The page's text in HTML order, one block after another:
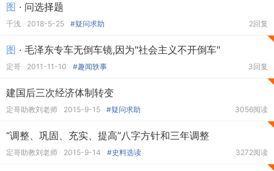
图 · 问选择题
千浅 2018-5-25 #疑问求助 2回复
图 · 毛泽东专车无倒车镜,因为"社会主义不开倒车"
定哥 2011-11-10 #趣闻轶事 3回复
建国后三次经济体制转变
定哥助教刘老师 2015-9-15 #疑问求助 3056阅读
“调整、巩固、充实、提高”八字方针和三年调整
定哥助教刘老师 2015-9-14 #史料选读 3272阅读